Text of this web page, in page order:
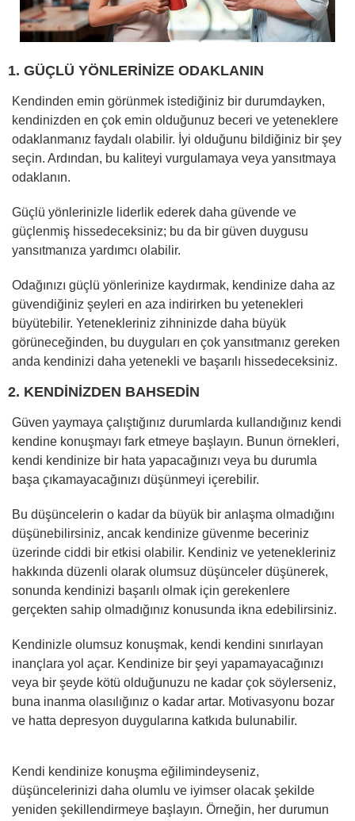
1. GÜÇLÜ YÖNLERİNİZE ODAKLANIN
Kendinden emin görünmek istediğiniz bir durumdayken,
kendinizden en çok emin olduğunuz beceri ve yeteneklere
odaklanmanız faydalı olabilir. İyi olduğunu bildiğiniz bir şey
seçin. Ardından, bu kaliteyi vurgulamaya veya yansıtmaya
odaklanın.
Güçlü yönlerinizle liderlik ederek daha güvende ve
güçlenmiş hissedeceksiniz; bu da bir güven duygusu
yansıtmanıza yardımcı olabilir.
Odağınızı güçlü yönlerinize kaydırmak, kendinize daha az
güvendiğiniz şeyleri en aza indirirken bu yetenekleri
büyütebilir. Yetenekleriniz zihninizde daha büyük
görüneceğinden, bu duyguları en çok yansıtmanız gereken
anda kendinizi daha yetenekli ve başarılı hissedeceksiniz.
2. KENDİNİZDEN BAHSEDİN
Güven yaymaya çalıştığınız durumlarda kullandığınız kendi
kendine konuşmayı fark etmeye başlayın. Bunun örnekleri,
kendi kendinize bir hata yapacağınızı veya bu durumla
başa çıkamayacağınızı düşünmeyi içerebilir.
Bu düşüncelerin o kadar da büyük bir anlaşma olmadığını
düşünebilirsiniz, ancak kendinize güvenme beceriniz
üzerinde ciddi bir etkisi olabilir. Kendiniz ve yetenekleriniz
hakkında düzenli olarak olumsuz düşünceler düşünerek,
sonunda kendinizi başarılı olmak için gerekenlere
gerçekten sahip olmadığınız konusunda ikna edebilirsiniz.
Kendinizle olumsuz konuşmak, kendi kendini sınırlayan
inançlara yol açar. Kendinize bir şeyi yapamayacağınızı
veya bir şeyde kötü olduğunuzu ne kadar çok söylerseniz,
buna inanma olasılığınız o kadar artar. Motivasyonu bozar
ve hatta depresyon duygularına katkıda bulunabilir.
Kendi kendinize konuşma eğilimindeyseniz,
düşüncelerinizi daha olumlu ve iyimser olacak şekilde
yeniden şekillendirmeye başlayın. Örneğin, her durumun